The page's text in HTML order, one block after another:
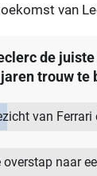
van
de
trouw te
van Ferrari
overstap naar